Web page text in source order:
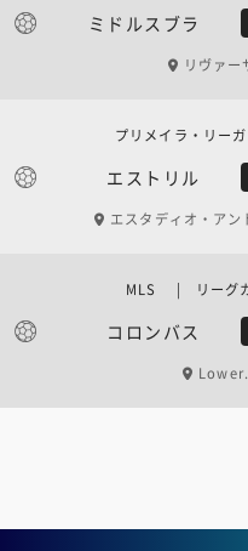
ミドルスブラ
リヴァー
エストリル
プリメイラ・リ
エスタディオ・ア
コロンバス
MLS | リーグカ